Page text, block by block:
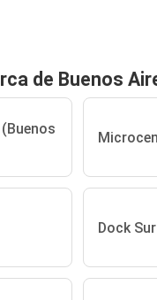
de Buenos
Dock Sur